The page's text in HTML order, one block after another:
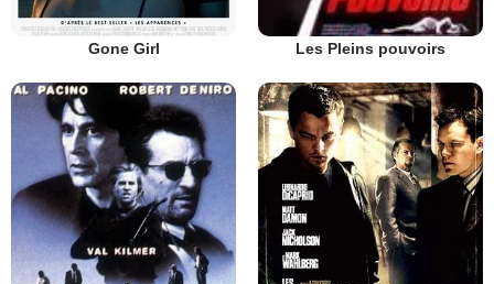
Gone Girl Les Pleins pouvoirs